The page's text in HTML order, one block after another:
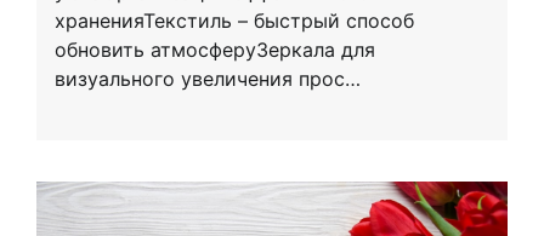
храненияТекстиль – быстрый способ
обновить атмосферуЗеркала для
визуального увеличения прос…